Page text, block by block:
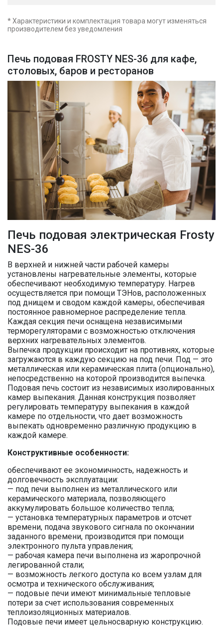
Печь подовая FROSTY NES-36 для кафе,
столовых, баров и ресторанов
Печь подовая электрическая Frosty
NES-36
В верхней и нижней части рабочей камеры
установлены нагревательные элементы, которые
обеспечивают необходимую температуру. Нагрев
осуществляется при помощи ТЭНов, расположенных
под днищем и сводом каждой камеры, обеспечивая
постоянное равномерное распределение тепла.
Каждая секция печи оснащена независимыми
терморегуляторами с возможностью отключения
верхних нагревательных элементов.
Выпечка продукции происходит на противнях, которые
загружаются в каждую секцию на под печи. Под — это
металлическая или керамическая плита (опционально),
непосредственно на которой производится выпечка.
Подовая печь состоит из независимых изолированных
камер выпекания. Данная конструкция позволяет
регулировать температуру выпекания в каждой
камере по отдельности, что дает возможность
выпекать одновременно различную продукцию в
каждой камере.
Конструктивные особенности:
обеспечивают ее экономичность, надежность и
долговечность эксплуатации:
— под печи выполнен из металлического или
керамического материала, позволяющего
аккумулировать большое количество тепла;
— установка температурных параметров и отсчет
времени, подача звукового сигнала по окончании
заданного времени, производится при помощи
электронного пульта управления;
— рабочая камера печи выполнена из жаропрочной
легированной стали;
— возможность легкого доступа ко всем узлам для
осмотра и технического обслуживания;
— подовые печи имеют минимальные тепловые
потери за счет использования современных
теплоизоляционных материалов.
Подовые печи имеет цельносварную конструкцию.
* Характеристики и комплектация товара могут изменяться
производителем без уведомления